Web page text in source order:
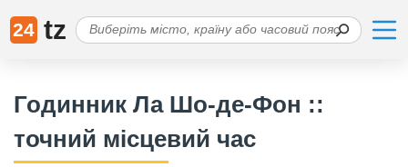
24 tz
Годинник Ла Шо-де-Фон ::
точний місцевий час